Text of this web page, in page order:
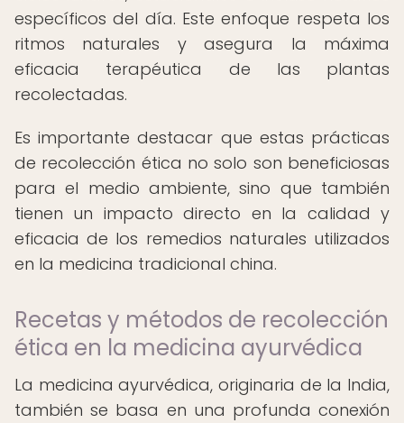
específicos del día. Este enfoque respeta los
ritmos naturales y asegura la máxima
eficacia terapéutica de las plantas
recolectadas.
Es importante destacar que estas prácticas
de recolección ética no solo son beneficiosas
para el medio ambiente, sino que también
tienen un impacto directo en la calidad y
eficacia de los remedios naturales utilizados
en la medicina tradicional china.
Recetas y métodos de recolección
ética en la medicina ayurvédica
La medicina ayurvédica, originaria de la India,
también se basa en una profunda conexión